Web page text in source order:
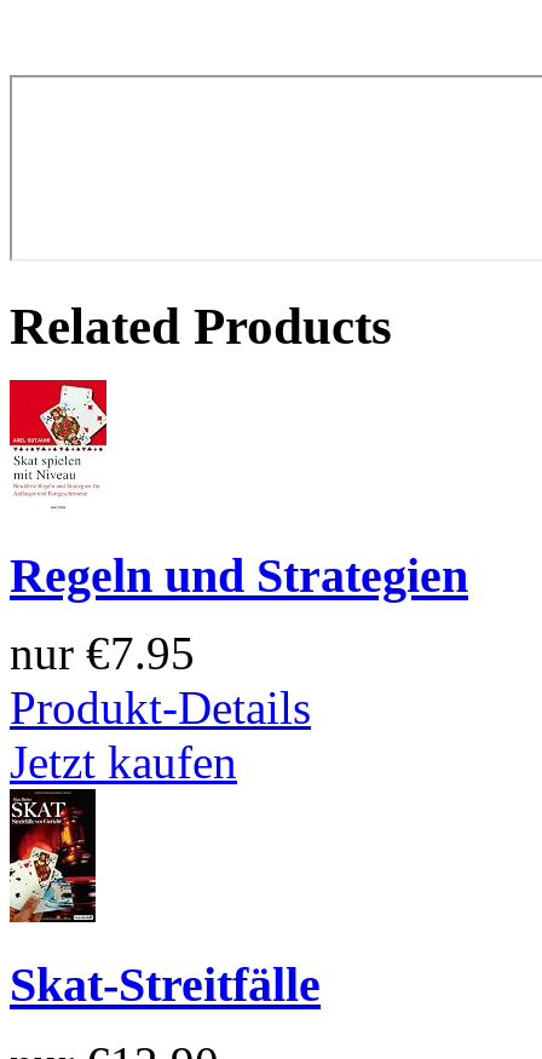
Related Products
Regeln und Strategien
nur €7.95
Produkt-Details
Jetzt kaufen
Skat-Streitfälle